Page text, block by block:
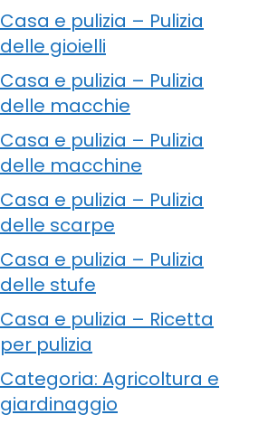
Casa e pulizia – Pulizia
delle gioielli
Casa e pulizia – Pulizia
delle macchie
Casa e pulizia – Pulizia
delle macchine
Casa e pulizia – Pulizia
delle scarpe
Casa e pulizia – Pulizia
delle stufe
Casa e pulizia – Ricetta
per pulizia
Categoria: Agricoltura e
giardinaggio